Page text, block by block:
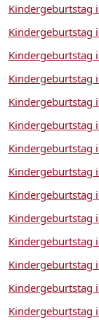
Kindergeburtstag
Kindergeburtstag
Kindergeburtstag
Kindergeburtstag
Kindergeburtstag
Kindergeburtstag
Kindergeburtstag
Kindergeburtstag
Kindergeburtstag
Kindergeburtstag
Kindergeburtstag
Kindergeburtstag
Kindergeburtstag
Kindergeburtstag